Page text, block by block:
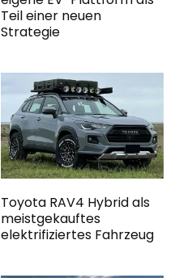
Teil einer neuen
Strategie
Toyota RAV4 Hybrid als
meistgekauftes
elektrifiziertes Fahrzeug